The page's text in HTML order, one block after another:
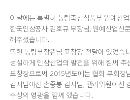
이날에는 특별히 농림축산식품부 원예산
한국인삼공사 김호규 부장님, 원예산업신
해주셨습니다.
또한 농림부장관님 표창장 전달이 있었습
성실하게 인삼산업의 발전을 위해 힘써 주
표창장으로써 2015년도에는 협회 부회장
감사님이신 손종봉 감사님, 관리위원이신
수상의 영광을 함께 했습니다.